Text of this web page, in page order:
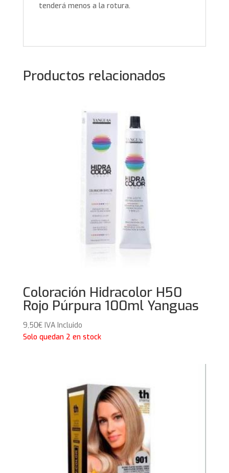
tenderá menos a la rotura.
Productos relacionados
Coloración Hidracolor H50
Rojo Púrpura 100ml Yanguas
9,50€ IVA Incluido
Solo quedan 2 en stock